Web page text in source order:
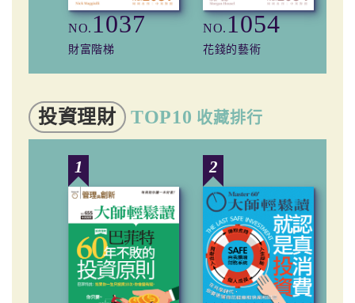
NO.1037
財富階梯
NO.1054
花錢的藝術
投資理財 TOP10 收藏排行
1 2